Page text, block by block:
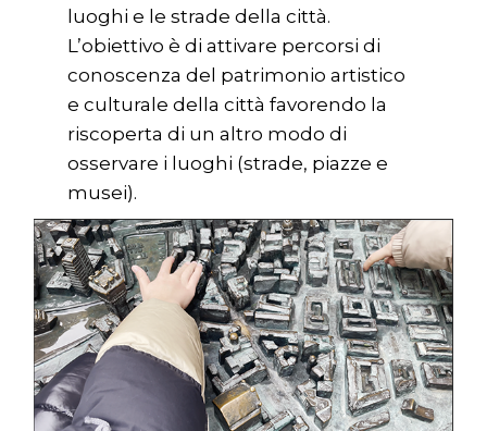
luoghi e le strade della città.
L’obiettivo è di attivare percorsi di
conoscenza del patrimonio artistico
e culturale della città favorendo la
riscoperta di un altro modo di
osservare i luoghi (strade, piazze e
musei).